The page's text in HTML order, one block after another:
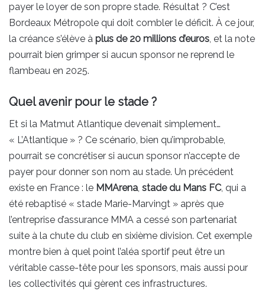
payer le loyer de son propre stade. Résultat ? C’est
Bordeaux Métropole qui doit combler le déficit. À ce jour,
la créance s’élève à plus de 20 millions d’euros, et la note
pourrait bien grimper si aucun sponsor ne reprend le
flambeau en 2025.
Quel avenir pour le stade ?
Et si la Matmut Atlantique devenait simplement…
« L’Atlantique » ? Ce scénario, bien qu’improbable,
pourrait se concrétiser si aucun sponsor n’accepte de
payer pour donner son nom au stade. Un précédent
existe en France : le MMArena, stade du Mans FC, qui a
été rebaptisé « stade Marie-Marvingt » après que
l’entreprise d’assurance MMA a cessé son partenariat
suite à la chute du club en sixième division. Cet exemple
montre bien à quel point l’aléa sportif peut être un
véritable casse-tête pour les sponsors, mais aussi pour
les collectivités qui gèrent ces infrastructures.